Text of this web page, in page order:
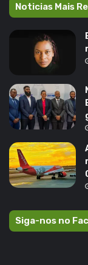
Noticias Mais
Siga-nos no